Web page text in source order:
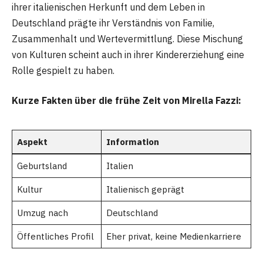
ihrer italienischen Herkunft und dem Leben in
Deutschland prägte ihr Verständnis von Familie,
Zusammenhalt und Wertevermittlung. Diese Mischung
von Kulturen scheint auch in ihrer Kindererziehung eine
Rolle gespielt zu haben.
Kurze Fakten über die frühe Zeit von Mirella Fazzi:
Aspekt Information
Geburtsland Italien
Kultur Italienisch geprägt
Umzug nach Deutschland
Öffentliches Profil Eher privat, keine Medienkarriere